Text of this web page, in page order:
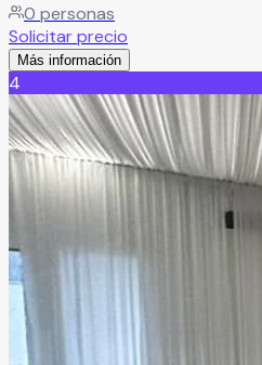
pensado para crear
cada área se adapta
experiencia que deseas vivir.
0 personas
Solicitar precio
Más información
4